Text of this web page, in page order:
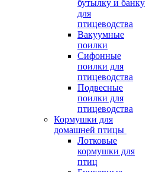
бутылку и банку
для
птицеводства
Вакуумные
поилки
Сифонные
поилки для
птицеводства
Подвесные
поилки для
птицеводства
Кормушки для
домашней птицы
Лотковые
кормушки для
птиц